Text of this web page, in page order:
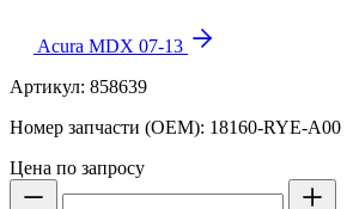
Acura MDX 07-13
Артикул: 858639
Номер запчасти (OEM): 18160-RYE-A00
Цена по запросу